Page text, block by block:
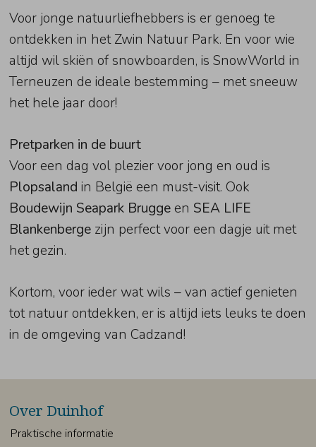
Voor jonge natuurliefhebbers is er genoeg te
ontdekken in het Zwin Natuur Park. En voor wie
altijd wil skiën of snowboarden, is SnowWorld in
Terneuzen de ideale bestemming – met sneeuw
het hele jaar door!
Pretparken in de buurt
Voor een dag vol plezier voor jong en oud is
Plopsaland in België een must-visit. Ook
Boudewijn Seapark Bruggeen SEA LIFE
Blankenbergezijn perfect voor een dagje uit met
het gezin.
Kortom, voor ieder wat wils – van actief genieten
tot natuur ontdekken, er is altijd iets leuks te doen
in de omgeving van Cadzand!
Over Duinhof
Praktische informatie